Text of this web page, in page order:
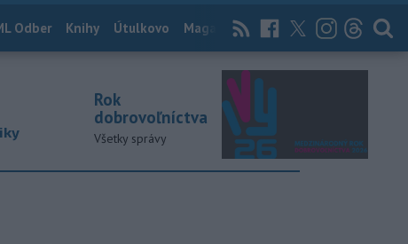
Odber Knihy Útulkovo Magazín News Now Archív
Rok
dobrovoľníctva
Všetky správy